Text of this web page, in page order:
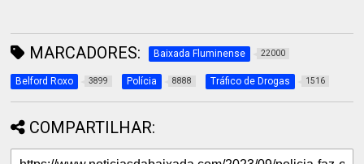
MARCADORES: Baixada Fluminense 22000
Belford Roxo 3899 Polícia 8888 Tráfico de Drogas 1516
COMPARTILHAR: